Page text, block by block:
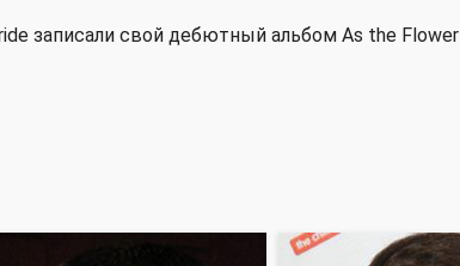
записали свой дебютный альбом As the Flower